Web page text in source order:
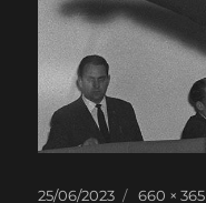
Publicado
25/06/2023
Tamanho
660 × 365